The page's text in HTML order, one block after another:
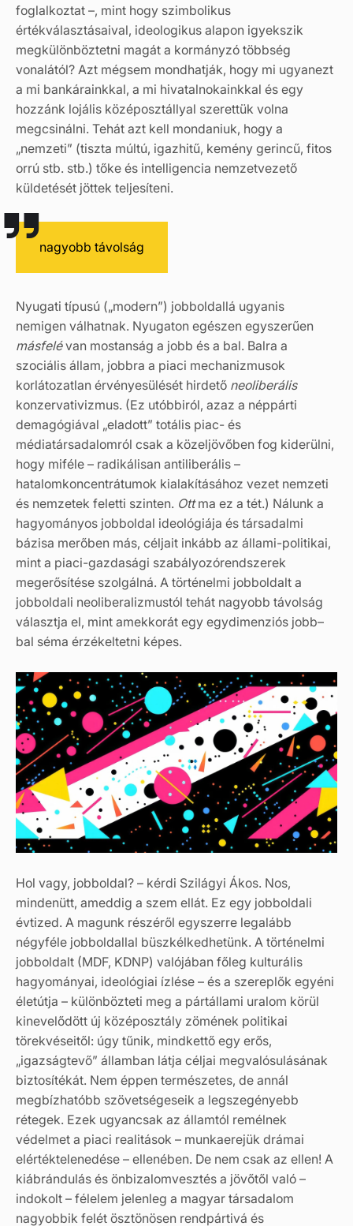
foglalkoztat –, mint hogy szimbolikus
értékválasztásaival, ideologikus alapon igyekszik
megkülönböztetni magát a kormányzó többség
vonalától? Azt mégsem mondhatják, hogy mi ugyanezt
a mi bankárainkkal, a mi hivatalnokainkkal és egy
hozzánk lojális középosztállyal szerettük volna
megcsinálni. Tehát azt kell mondaniuk, hogy a
„nemzeti” (tiszta múltú, igazhitű, kemény gerincű, fitos
orrú stb. stb.) tőke és intelligencia nemzetvezető
küldetését jöttek teljesíteni.
nagyobb távolság
Nyugati típusú („modern”) jobboldallá ugyanis
nemigen válhatnak. Nyugaton egészen egyszerűen
másfelévan mostanság a jobb és a bal. Balra a
szociális állam, jobbra a piaci mechanizmusok
korlátozatlan érvényesülését hirdető neoliberális
konzervativizmus. (Ez utóbbiról, azaz a néppárti
demagógiával „eladott” totális piac- és
médiatársadalomról csak a közeljövőben fog kiderülni,
hogy miféle – radikálisan antiliberális –
hatalomkoncentrátumok kialakításához vezet nemzeti
és nemzetek feletti szinten. Ottma ez a tét.) Nálunk a
hagyományos jobboldal ideológiája és társadalmi
bázisa merőben más, céljait inkább az állami­-politikai,
mint a piaci-gazdasági szabályozórendszerek
megerősítése szolgálná. A történelmi jobboldalt a
jobboldali neoliberalizmustól tehát nagyobb távolság
választja el, mint amekkorát egy egydimenziós jobb–
bal séma érzékeltetni képes.
Hol vagy, jobboldal? – kérdi Szilágyi Ákos. Nos,
mindenütt, ameddig a szem ellát. Ez egy jobboldali
évtized. A magunk részéről egyszerre legalább
négyféle jobboldallal büszkélkedhetünk. A történelmi
jobboldalt (MDF, KDNP) valójában főleg kulturális
hagyományai, ideológiai ízlése – és a szereplők egyéni
életútja – különbözteti meg a pártállami uralom körül
kinevelődött új középosztály zömének politikai
törekvéseitől: úgy tűnik, mindkettő egy erős,
„igazságtevő” államban látja céljai megvalósulásának
biztosítékát. Nem éppen természetes, de annál
megbízhatóbb szövetségeseik a legszegényebb
rétegek. Ezek ugyancsak az államtól remélnek
védelmet a piaci realitások – munkaerejük drámai
elértéktelenedése – ellenében. De nem csak az ellen! A
kiábrándulás és önbizalomvesztés a jövőtől való –
indokolt – félelem jelenleg a magyar társadalom
nagyobbik felét ösztönösen rendpártivá és